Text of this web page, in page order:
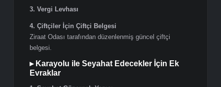
2. Fuar veya Organizasyon Kayıt Belgesi
Katılım sağlanacak fuar, seminer veya organizasyona
ait kayıt belgeleri (varsa).
▸ Aile ve Arkadaş Ziyareti İçin Ek Evraklar
1. Davet Mektubu